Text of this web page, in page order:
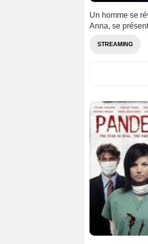
Un homme se
Anna, se
STREAMING